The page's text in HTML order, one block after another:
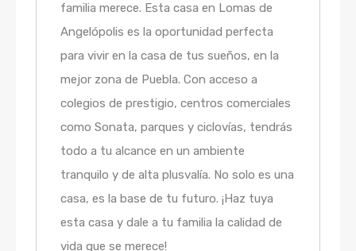
familia merece. Esta casa en Lomas de
Angelópolis es la oportunidad perfecta
para vivir en la casa de tus sueños, en la
mejor zona de Puebla. Con acceso a
colegios de prestigio, centros comerciales
como Sonata, parques y ciclovías, tendrás
todo a tu alcance en un ambiente
tranquilo y de alta plusvalía. No solo es una
casa, es la base de tu futuro. ¡Haz tuya
esta casa y dale a tu familia la calidad de
vida que se merece!